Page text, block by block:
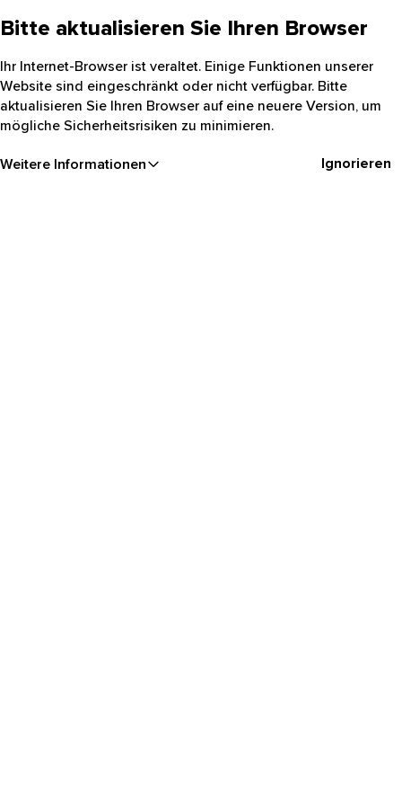
Bitte aktualisieren Sie Ihren Browser
Ihr Internet-Browser ist veraltet. Einige Funktionen unserer
Website sind eingeschränkt oder nicht verfügbar. Bitte
aktualisieren Sie Ihren Browser auf eine neuere Version, um
mögliche Sicherheitsrisiken zu minimieren.
Weitere Informationen Ignorieren